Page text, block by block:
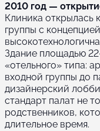
2010 год —
Клиника открылась
группы с
Здание площадью
«отельного» типа:
входной группы до
дизайнерский
стандарт палат не
родственников,
длительное время.